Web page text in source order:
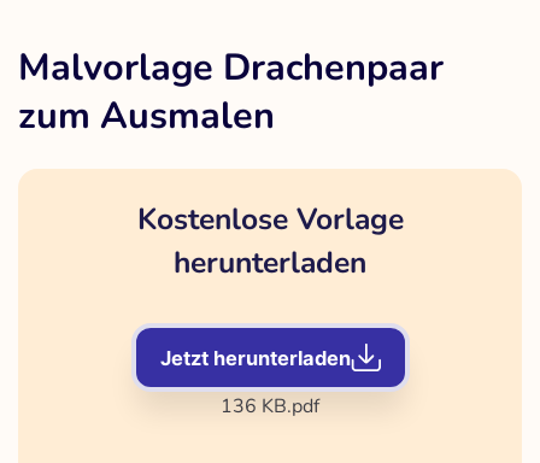
Malvorlage Drachenpaar
zum Ausmalen
Kostenlose Vorlage
herunterladen
Jetzt herunterladen
136 KB.pdf